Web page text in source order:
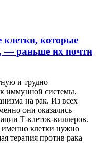
которые
— раньше их почти
и трудно
иммунной системы,
на рак. Из всех
они оказались
Т-клеток-киллеров.
именно клетки нужно
терапия против рака